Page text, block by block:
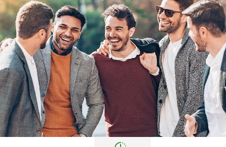
Bărbați Inspirații și trenduri Sneakers world